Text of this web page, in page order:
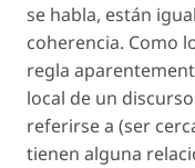
se habla, están
coherencia. Como
regla
local de un
referirse a (ser
tienen alguna